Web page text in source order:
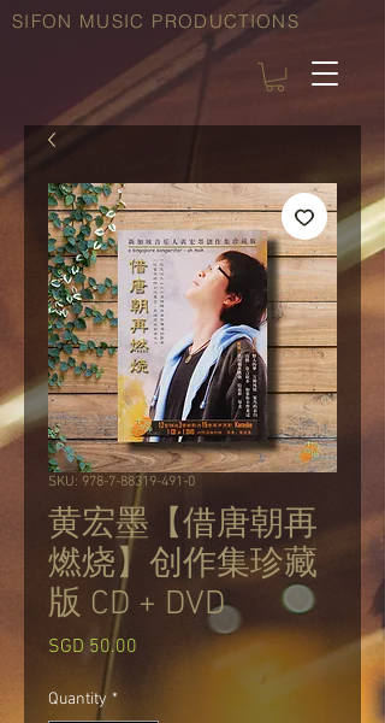
SIFON MUSIC PRODUCTIONS
SKU: 978-7-88319-491-0
黄宏墨【借唐朝再
燃烧】创作集珍藏
版 CD + DVD
SGD 50.00
Quantity *